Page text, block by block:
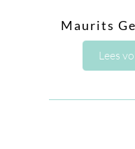
Maurits
Lees